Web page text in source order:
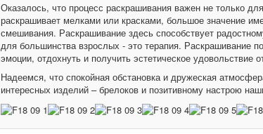
Оказалось, что процесс раскрашивания важен не только
раскрашивает мелками или красками, большое значение
смешивания. Раскрашивание здесь способствует
для большинства взрослых - это терапия. Раскрашивание
эмоции, отдохнуть и получить эстетическое удовольствие
Надеемся, что спокойная обстановка и дружеская
интересных изделий – брелоков и позитивному настрою